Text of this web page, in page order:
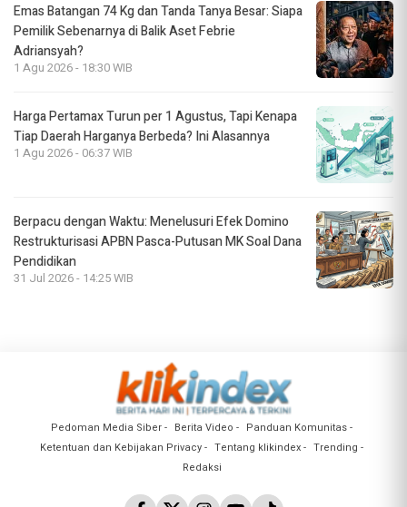
Emas Batangan 74 Kg dan Tanda Tanya Besar: Siapa
Pemilik Sebenarnya di Balik Aset Febrie
Adriansyah?
1 Agu 2026 - 18:30 WIB
Harga Pertamax Turun per 1 Agustus, Tapi Kenapa
Tiap Daerah Harganya Berbeda? Ini Alasannya
1 Agu 2026 - 06:37 WIB
Berpacu dengan Waktu: Menelusuri Efek Domino
Restrukturisasi APBN Pasca-Putusan MK Soal Dana
Pendidikan
31 Jul 2026 - 14:25 WIB
Pedoman Media Siber Berita Video
Panduan Komunitas
Ketentuan dan Kebijakan Privacy
Tentang klikindex
Trending
Redaksi